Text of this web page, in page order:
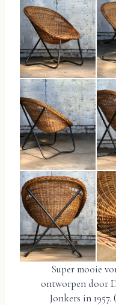
Super mooie
ontworpen door
Jonkers in